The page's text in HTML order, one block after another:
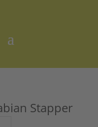
Stapper